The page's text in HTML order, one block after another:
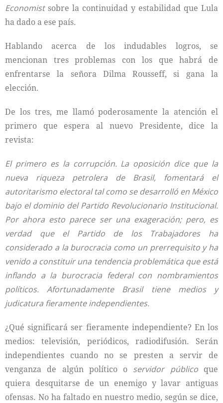
Economistsobre la continuidad y estabilidad que Lula
ha dado a ese país.
Hablando acerca de los indudables logros, se
mencionan tres problemas con los que habrá de
enfrentarse la señora Dilma Rousseff, si gana la
elección.
De los tres, me llamó poderosamente la atención el
primero que espera al nuevo Presidente, dice la
revista:
El primero es la corrupción. La oposición dice que la
nueva riqueza petrolera de Brasil, fomentará el
autoritarismo electoral tal como se desarrolló en México
bajo el dominio del Partido Revolucionario Institucional.
Por ahora esto parece ser una exageración; pero, es
verdad que el Partido de los Trabajadores ha
considerado a la burocracia como un prerrequisito y ha
venido a constituir una tendencia problemática que está
inflando a la burocracia federal con nombramientos
políticos. Afortunadamente Brasil tiene medios y
judicatura fieramente independientes.
¿Qué significará ser fieramente independiente? En los
medios: televisión, periódicos, radiodifusión. Serán
independientes cuando no se presten a servir de
venganza de algún político o servidor públicoque
quiera desquitarse de un enemigo y lavar antiguas
ofensas. No ha faltado en nuestro medio, según se dice,